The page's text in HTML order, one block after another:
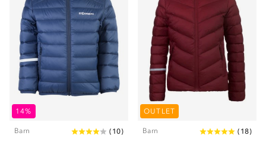
14%
Barn ( 10)
OUTLET
Barn ( 18)